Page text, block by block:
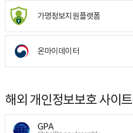
가명정보지원플랫폼
온마이데이터
해외 개인정보보호 사이트
GPA